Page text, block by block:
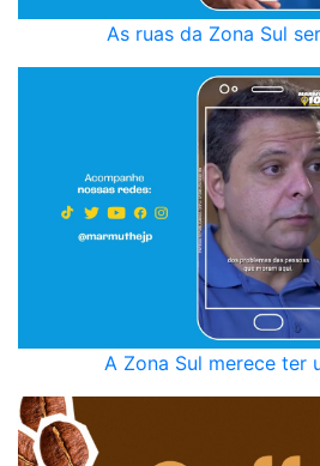
As ruas da Zona Sul
A Zona Sul merece ter